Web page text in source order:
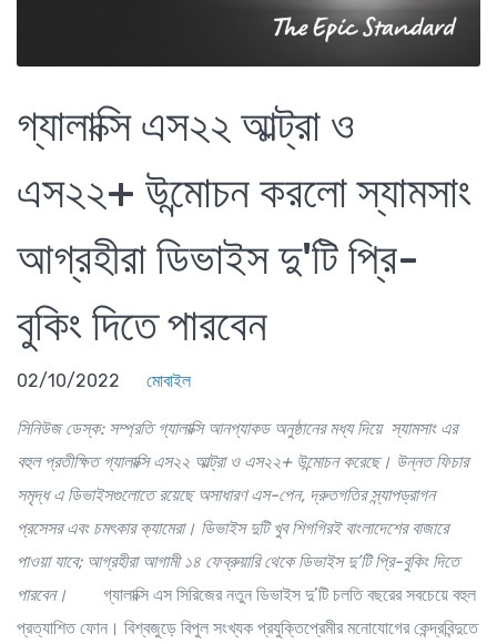
গ্যালাক্সি এস২২ আল্ট্রা ও
এস২২+ উন্মোচন করলো স্যামসাং
আগ্রহীরা ডিভাইস দু'টি প্রি-
বুকিং দিতে পারবেন
02/10/2022 মোবাইল
সিনিউজ ডেস্ক: সম্প্রতি গ্যালাক্সি আনপ্যাকড অনুষ্ঠানের মধ্য দিয়ে স্যামসাং এর
বহুল প্রতীক্ষিত গ্যালাক্সি এস২২ আল্ট্রা ও এস২২+ উন্মোচন করেছে। উন্নত ফিচার
সমৃদ্ধ এ ডিভাইসগুলোতে রয়েছে অসাধারণ এস-পেন, দ্রুতগতির স্ন্যাপড্রাগন
প্রসেসর এবং চমৎকার ক্যামেরা। ডিভাইস দুটি খুব শিগগিরই বাংলাদেশের বাজারে
পাওয়া যাবে; আগ্রহীরা আগামী ১৪ ফেব্রুয়ারি থেকে ডিভাইস দু’টি প্রি-বুকিং দিতে
পারবেন।
গ্যালাক্সি এস সিরিজের নতুন ডিভাইস দু’টি চলতি বছরের সবচেয়ে বহুল
প্রত্যাশিত ফোন। বিশ্বজুড়ে বিপুল সংখ্যক প্রযুক্তিপ্রেমীর মনোযোগের কেন্দ্রবিন্দুতে